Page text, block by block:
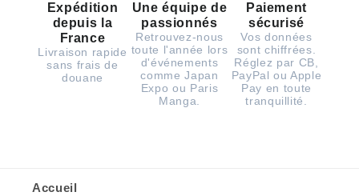
Expédition
depuis la
France
Livraison rapide
sans frais de
douane
Une équipe de
passionnés
Retrouvez-nous
toute l'année lors
d'événements
comme Japan
Expo ou Paris
Manga.
Paiement
sécurisé
Vos données
sont chiffrées.
Réglez par CB,
PayPal ou Apple
Pay en toute
tranquillité.
Accueil